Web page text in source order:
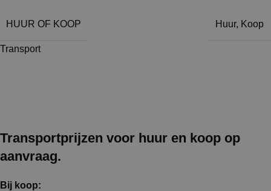
HUUR OF KOOP Huur, Koop
Transport
Transportprijzen voor huur en koop op
aanvraag.
Bij koop: